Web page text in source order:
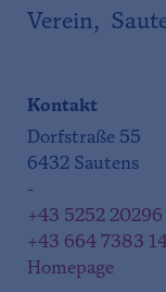
Verein,
Kontakt
Dorfstraße 55
6432 Sautens
-
+43 5252 20296
+43 664 7383
Homepage